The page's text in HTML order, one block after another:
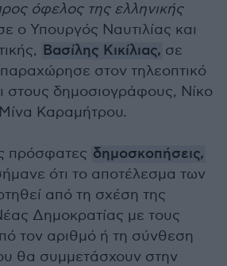
όφελος της ελληνικής
ο Υπουργός Ναυτιλίας και
Βασίλης Κικίλιας, σε
στον τηλεοπτικό
στους δημοσιογράφους, Νίκο
Καραμήτρου.
πρόσφατες δημοσκοπήσεις,
ότι το αποτέλεσμα των
από τη σχέση της
Δημοκρατίας με τους
τον αριθμό ή τη σύνθεση
θα συμμετάσχουν στην